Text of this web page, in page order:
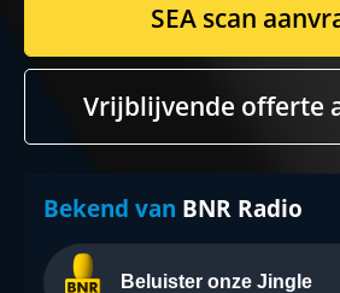
SEA scan
Vrijblijvende offerte
Bekend van BNR Radio
Beluister onze Jingle